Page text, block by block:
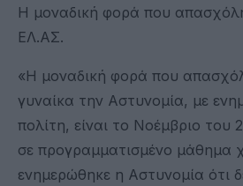
Η μοναδική φορά που
ΕΛ.ΑΣ.
«Η μοναδική φορά που
γυναίκα την Αστυνομία, με
πολίτη, είναι το Νοέμβριο του
σε προγραμματισμένο μάθημα
ενημερώθηκε η Αστυνομία ότι